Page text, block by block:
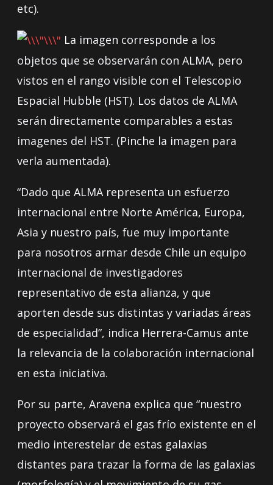
etc).
La imagen corresponde a los
objetos que se observarán con ALMA, pero
vistos en el rango visible con el Telescopio
Espacial Hubble (HST). Los datos de ALMA
serán directamente comparables a estas
imagenes del HST. (Pinche la imagen para
verla aumentada).
“Dado que ALMA representa un esfuerzo
internacional entre Norte América, Europa,
Asia y nuestro país, fue muy importante
para nosotros armar desde Chile un equipo
internacional de investigadores
representativo de esta alianza, y que
aporten desde sus distintas y variadas áreas
de especialidad”, indica Herrera-Camus ante
la relevancia de la colaboración internacional
en esta iniciativa.
Por su parte, Aravena explica que “nuestro
proyecto observará el gas frío existente en el
medio interestelar de estas galaxias
distantes para trazar la forma de las galaxias